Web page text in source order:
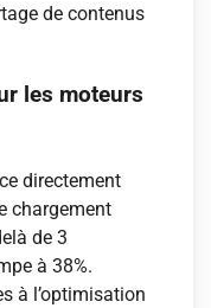
de contenus
les moteurs
directement
chargement
de 3
à 38%.
à l’optimisation